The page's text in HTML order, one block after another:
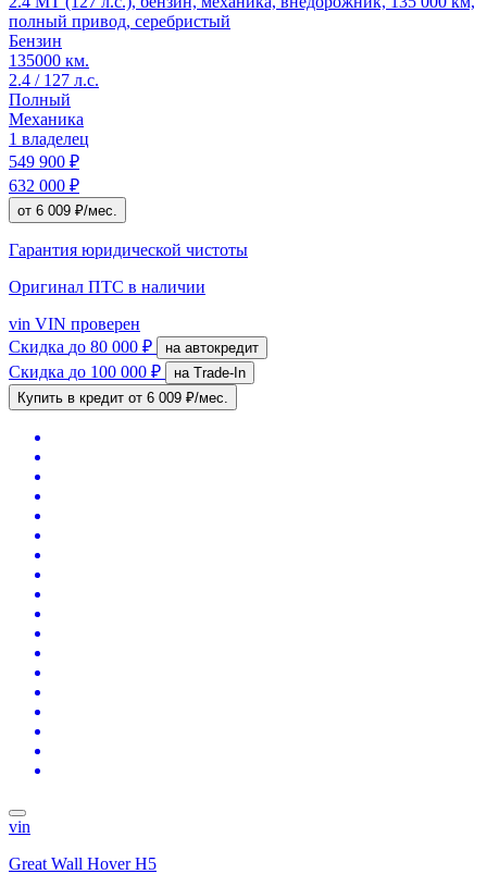
полный привод, серебристый
Бензин
135000 км.
2.4 / 127 л.с.
Полный
Механика
1 владелец
549 900 ₽
632 000 ₽
от 6 009 ₽/мес.
Гарантия юридической чистоты
Оригинал ПТС в наличии
vin VIN проверен
Скидка до 80 000 ₽ на автокредит
Скидка до 100 000 ₽
на Trade-In
Купить в кредит от 6 009 ₽/мес.
vin
Great Wall Hover H5